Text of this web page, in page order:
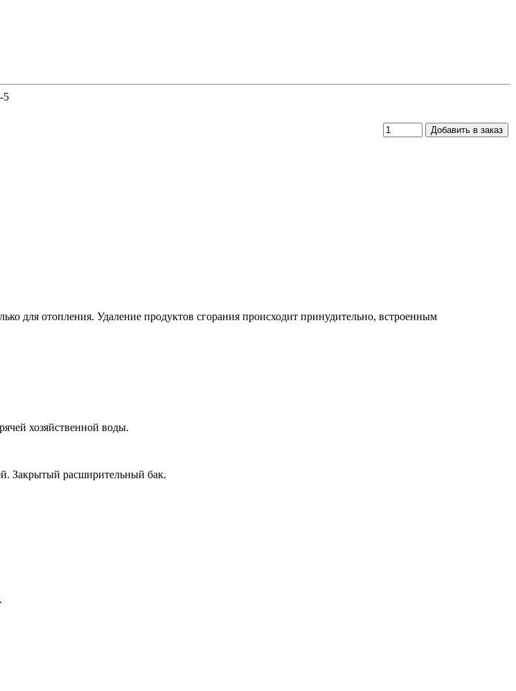
5
для отопления. Удаление продуктов сгорания происходит принудительно, встроенным
хозяйственной воды.
Закрытый расширительный бак.